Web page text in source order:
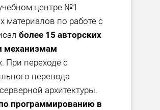
центре №1
материалов по работе с
более 15 авторских
механизмам
При переходе с
перевода
архитектуры.
программированию в